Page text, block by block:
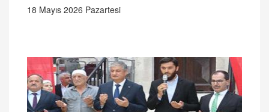
18 Mayıs 2026 Pazartesi